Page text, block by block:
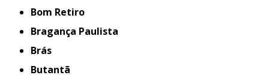
Bom Retiro
Bragança Paulista
Brás
Butantã